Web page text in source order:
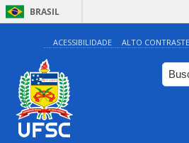
BRASIL
ACESSIBILIDADE ALTO CONTRASTE